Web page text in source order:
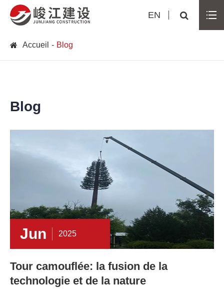
EN
Accueil Blog
Blog
Jun 2025
Tour camouflée: la fusion de la
technologie et de la nature